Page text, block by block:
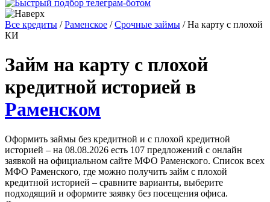
Все кредиты /Раменское /Срочные займы /На карту с плохой
КИ
Займ на карту с плохой
кредитной историей в
Раменском
Оформить займы без кредитной и с плохой кредитной
историей – на 08.08.2026 есть 107 предложений с онлайн
заявкой на официальном сайте МФО Раменского. Список всех
МФО Раменского, где можно получить займ с плохой
кредитной историей – сравните варианты, выберите
подходящий и оформите заявку без посещения офиса.